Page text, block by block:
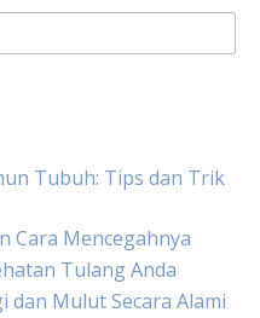
Tubuh: Tips dan Trik
Cara Mencegahnya
Tulang Anda
dan Mulut Secara Alami